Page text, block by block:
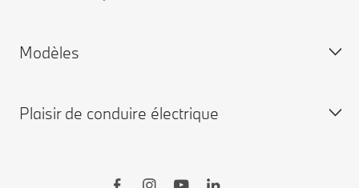
Garantie
Personnalisez la vôtre
BMW d'occasion disponibles
Modèles
BMW X
Plaisir de conduire électrique